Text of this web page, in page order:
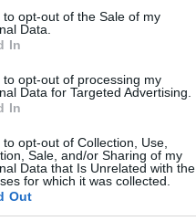
to opt-out of the Sale of my
Data.
In
to opt-out of processing my
Data for Targeted Advertising.
In
to opt-out of Collection, Use,
Sale, and/or Sharing of my
Data that Is Unrelated with the
for which it was collected.
Out